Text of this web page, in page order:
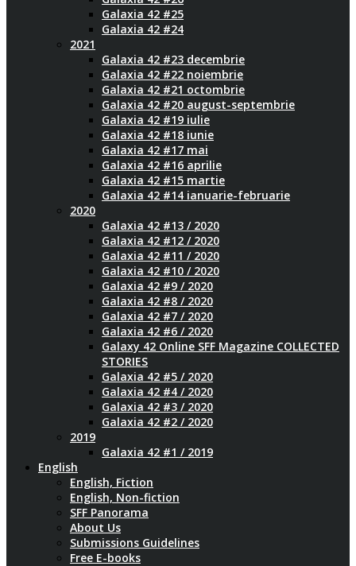
Galaxia 42 #25
Galaxia 42 #24
2021
Galaxia 42 #23 decembrie
Galaxia 42 #22 noiembrie
Galaxia 42 #21 octombrie
Galaxia 42 #20 august-septembrie
Galaxia 42 #19 iulie
Galaxia 42 #18 iunie
Galaxia 42 #17 mai
Galaxia 42 #16 aprilie
Galaxia 42 #15 martie
Galaxia 42 #14 ianuarie-februarie
2020
Galaxia 42 #13 / 2020
Galaxia 42 #12 / 2020
Galaxia 42 #11 / 2020
Galaxia 42 #10 / 2020
Galaxia 42 #9 / 2020
Galaxia 42 #8 / 2020
Galaxia 42 #7 / 2020
Galaxia 42 #6 / 2020
Galaxy 42 Online SFF Magazine COLLECTED
STORIES
Galaxia 42 #5 / 2020
Galaxia 42 #4 / 2020
Galaxia 42 #3 / 2020
Galaxia 42 #2 / 2020
2019
Galaxia 42 #1 / 2019
English
English, Fiction
English, Non-fiction
SFF Panorama
About Us
Submissions Guidelines
Free E-books